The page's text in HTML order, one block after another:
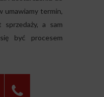
umawiamy termin,
a sam
być procesem